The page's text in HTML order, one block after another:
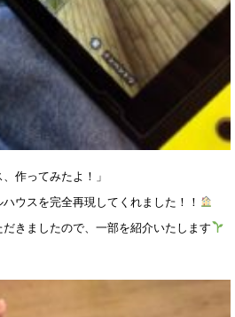
作ってみたよ！」
ウスを完全再現してくれました！！
きましたので、一部を紹介いたします